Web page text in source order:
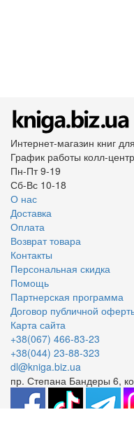
Интернет-магазин книг
График работы колл-
Пн-Пт 9-19
Сб-Вс 10-18
О нас
Доставка
Оплата
Возврат товара
Контакты
Персональная скидка
Помощь
Партнерская программа
Договор публичной
Карта сайта
+38(067) 466-83-23
+38(044) 23-88-323
dl@kniga.biz.ua
пр. Степана Бандеры 6,